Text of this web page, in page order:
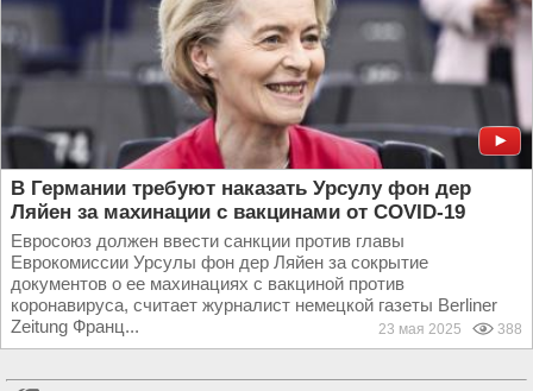
В Германии требуют наказать Урсулу фон дер
Ляйен за махинации с вакцинами от COVID-19
Евросоюз должен ввести санкции против главы
Еврокомиссии Урсулы фон дер Ляйен за сокрытие
документов о ее махинациях с вакциной против
коронавируса, считает журналист немецкой газеты Berliner
Zeitung Франц...
23 мая 2025 388